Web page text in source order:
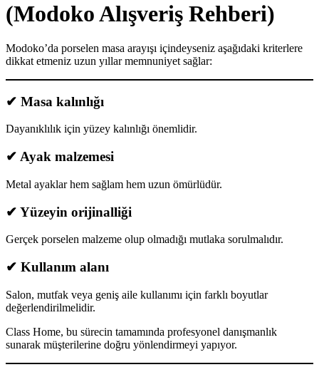
(Modoko Alışveriş Rehberi)
Modoko’da porselen masa arayışı içindeyseniz aşağıdaki kriterlere
dikkat etmeniz uzun yıllar memnuniyet sağlar:
✔ Masa kalınlığı
Dayanıklılık için yüzey kalınlığı önemlidir.
✔ Ayak malzemesi
Metal ayaklar hem sağlam hem uzun ömürlüdür.
✔ Yüzeyin orijinalliği
Gerçek porselen malzeme olup olmadığı mutlaka sorulmalıdır.
✔ Kullanım alanı
Salon, mutfak veya geniş aile kullanımı için farklı boyutlar
değerlendirilmelidir.
Class Home, bu sürecin tamamında profesyonel danışmanlık
sunarak müşterilerine doğru yönlendirmeyi yapıyor.